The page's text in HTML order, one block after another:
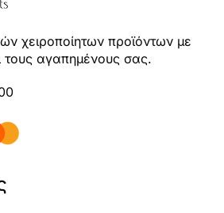
χειροποίητων προϊόντων με
τους αγαπημένους σας.